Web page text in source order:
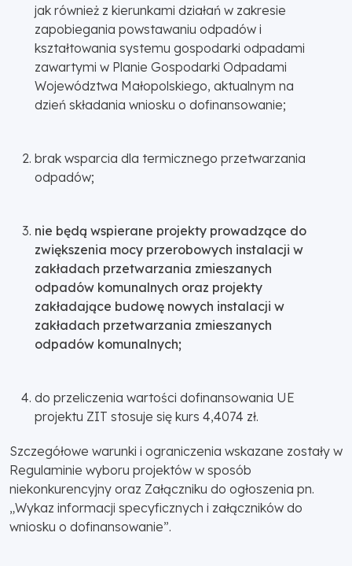
jak również z kierunkami działań w zakresie
zapobiegania powstawaniu odpadów i
kształtowania systemu gospodarki odpadami
zawartymi w Planie Gospodarki Odpadami
Województwa Małopolskiego, aktualnym na
dzień składania wniosku o dofinansowanie;
brak wsparcia dla termicznego przetwarzania
odpadów;
nie będą wspierane projekty prowadzące do
zwiększenia mocy przerobowych instalacji w
zakładach przetwarzania zmieszanych
odpadów komunalnych oraz projekty
zakładające budowę nowych instalacji w
zakładach przetwarzania zmieszanych
odpadów komunalnych;
do przeliczenia wartości dofinansowania UE
projektu ZIT stosuje się kurs 4,4074 zł.
Szczegółowe warunki i ograniczenia wskazane zostały w
Regulaminie wyboru projektów w sposób
niekonkurencyjny oraz Załączniku do ogłoszenia pn.
„Wykaz informacji specyficznych i załączników do
wniosku o dofinansowanie”.